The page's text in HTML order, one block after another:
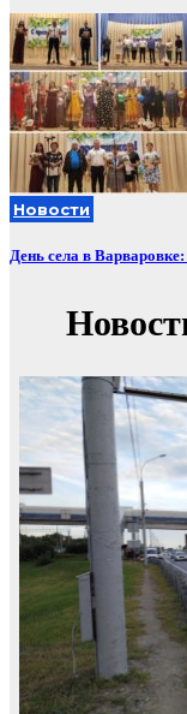
Новости
День села в